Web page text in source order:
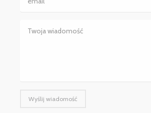
Wyślij wiadomość